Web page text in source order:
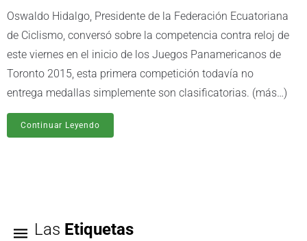
Oswaldo Hidalgo, Presidente de la Federación Ecuatoriana
de Ciclismo, conversó sobre la competencia contra reloj de
este viernes en el inicio de los Juegos Panamericanos de
Toronto 2015, esta primera competición todavía no
entrega medallas simplemente son clasificatorias. (más…)
Continuar Leyendo
Las Etiquetas